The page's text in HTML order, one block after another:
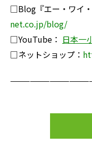
□Blog『エー・ワイ
net.co.jp/blog/
□YouTube： 日本一
□ネットショップ：